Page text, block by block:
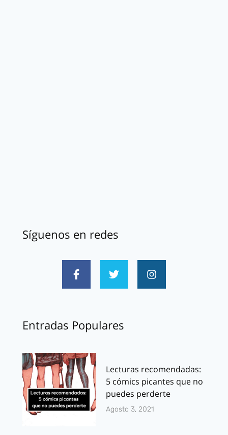
Síguenos en redes
Entradas Populares
Lecturas recomendadas:
5 cómics picantes que no
puedes perderte
Agosto 3, 2021